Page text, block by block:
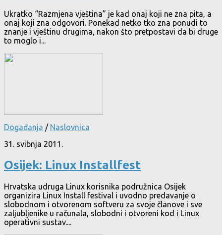
Ukratko “Razmjena vještina” je kad onaj koji ne zna pita, a
onaj koji zna odgovori. Ponekad netko tko zna ponudi to
znanje i vještinu drugima, nakon što pretpostavi da bi druge
to moglo i...
Događanja / Naslovnica
31. svibnja 2011.
Osijek: Linux Installfest
Hrvatska udruga Linux korisnika podružnica Osijek
organizira Linux Install festival i uvodno predavanje o
slobodnom i otvorenom softveru za svoje članove i sve
zaljubljenike u računala, slobodni i otvoreni kod i Linux
operativni sustav....